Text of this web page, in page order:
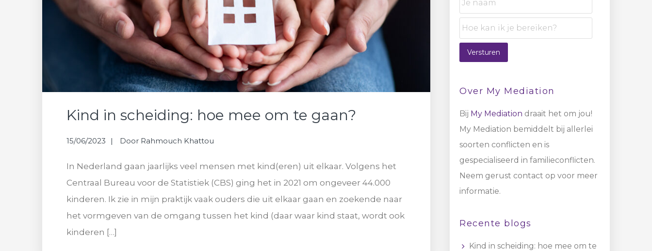
Kind in scheiding: hoe mee om te gaan?
15/06/2023 Door Rahmouch Khattou
In Nederland gaan jaarlijks veel mensen met kind(eren) uit elkaar. Volgens het
Centraal Bureau voor de Statistiek (CBS) ging het in 2021 om ongeveer 44.000
kinderen. Ik zie in mijn praktijk vaak ouders die uit elkaar gaan en zoekende naar
het vormgeven van de omgang tussen het kind (daar waar kind staat, wordt ook
kinderen […]
Versturen
Over My Mediation
Bij My Mediation draait het om jou!
My Mediation bemiddelt bij allerlei
soorten conflicten en is
gespecialiseerd in familieconflicten.
Neem gerust contact op voor meer
informatie.
Recente blogs
Kind in scheiding: hoe mee om te